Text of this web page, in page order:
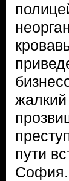
пути
София.